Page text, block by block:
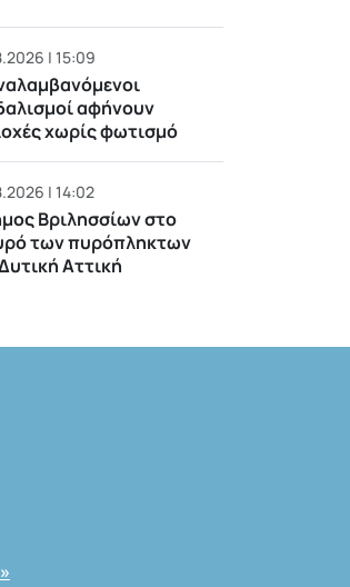
| 15:09
αφήνουν
χωρίς φωτισμό
| 14:02
Βριλησσίων στο
των πυρόπληκτων
Αττική